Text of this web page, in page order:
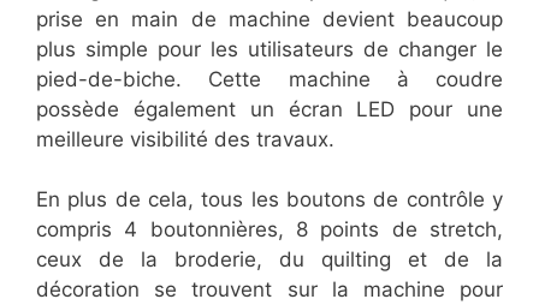
prise en main de machine devient beaucoup
plus simple pour les utilisateurs de changer le
pied-de-biche. Cette machine à coudre
possède également un écran LED pour une
meilleure visibilité des travaux.
En plus de cela, tous les boutons de contrôle y
compris 4 boutonnières, 8 points de stretch,
ceux de la broderie, du quilting et de la
décoration se trouvent sur la machine pour